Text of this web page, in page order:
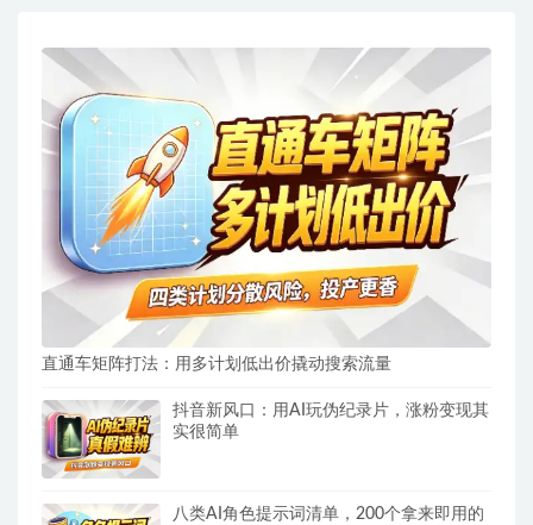
直通车矩阵打法：用多计划低出价撬动搜索流量
抖音新风口：用AI玩伪纪录片，涨粉变现其
实很简单
八类AI角色提示词清单，200个拿来即用的